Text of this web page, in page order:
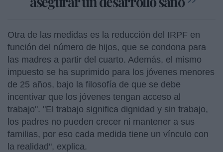
Otra de las medidas es la reducción del IRPF en
función del número de hijos, que se condona para
las madres a partir del cuarto. Además, el mismo
impuesto se ha suprimido para los jóvenes menores
de 25 años, bajo la filosofía de que se debe
incentivar que los jóvenes tengan acceso al
trabajo". "El trabajo significa dignidad y sin trabajo,
los padres no pueden crecer ni mantener a sus
familias, por eso cada medida tiene un vínculo con
la realidad", explica.